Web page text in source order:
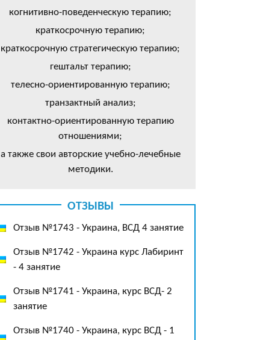
когнитивно-поведенческую терапию;
краткосрочную терапию;
краткосрочную стратегическую терапию;
гештальт терапию;
телесно-ориентированную терапию;
транзактный анализ;
контактно-ориентированную терапию
отношениями;
а также свои авторские учебно-лечебные
методики.
ОТЗЫВЫ
Отзыв №1743 - Украина, ВСД 4 занятие
Отзыв №1742 - Украина курс Лабиринт
- 4 занятие
Отзыв №1741 - Украина, курс ВСД- 2
занятие
Отзыв №1740 - Украина, курс ВСД - 1